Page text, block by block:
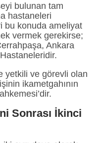
bulunan tam
hastaneleri
bu konuda ameliyat
vermek gerekirse;
Ankara
yetkili ve görevli olan
ikametgahının
Sonrası İkinci